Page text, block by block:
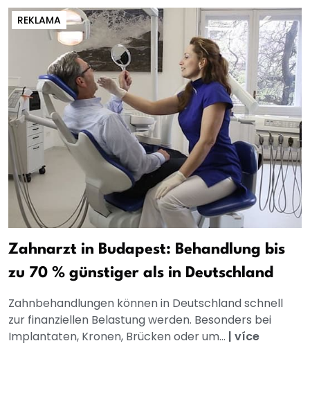
REKLAMA
Zahnarzt in Budapest: Behandlung bis
zu 70 % günstiger als in Deutschland
Zahnbehandlungen können in Deutschland schnell
zur finanziellen Belastung werden. Besonders bei
Implantaten, Kronen, Brücken oder um... | více